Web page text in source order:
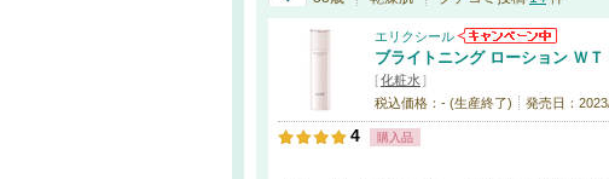
エリクシール
ブライトニング ローション ＷＴ II
[化粧水 ]
税込価格：- (生産終了)
発売日：
4 購入品